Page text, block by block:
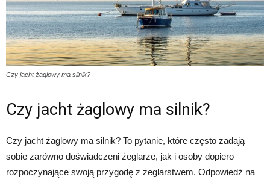
Czy jacht żaglowy ma silnik?
Czy jacht żaglowy ma silnik?
Czy jacht żaglowy ma silnik? To pytanie, które często zadają
sobie zarówno doświadczeni żeglarze, jak i osoby dopiero
rozpoczynające swoją przygodę z żeglarstwem. Odpowiedź na